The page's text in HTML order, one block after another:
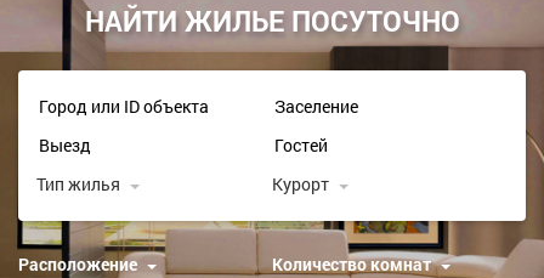
НАЙТИ ЖИЛЬЕ ПОСУТОЧНО
Тип жилья Курорт
Расположение
Количество комнат